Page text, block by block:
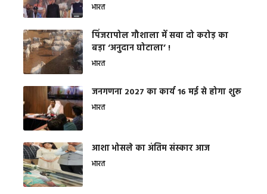
भारत
​पिंजरापोल गौशाला में सवा दो करोड़ का
बड़ा ‘अनुदान घोटाला’ !
भारत
जनगणना 2027 का कार्य 16 मई से होगा शुरू
भारत
आशा भोसले का अंतिम संस्कार आज
भारत